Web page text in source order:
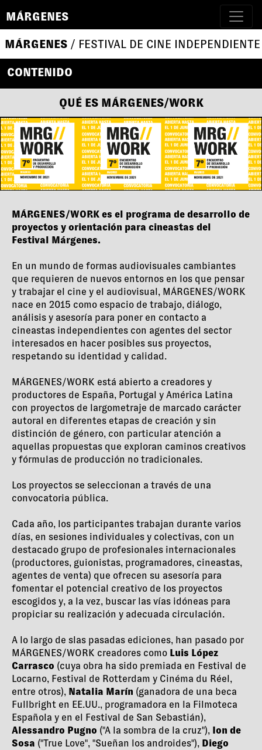
MÁRGENES
MÁRGENES / FESTIVAL DE CINE
CONTENIDO
QUÉ ES MÁRGENES/WORK
MÁRGENES/WORK es el programa de desarrollo de
proyectos y orientación para cineastas del
Festival Márgenes.
En un mundo de formas audiovisuales cambiantes
que requieren de nuevos entornos en los que pensar
y trabajar el cine y el audiovisual, MÁRGENES/WORK
nace en 2015 como espacio de trabajo, diálogo,
análisis y asesoría para poner en contacto a
cineastas independientes con agentes del sector
interesados en hacer posibles sus proyectos,
respetando su identidad y calidad.
MÁRGENES/WORK está abierto a creadores y
productores de España, Portugal y América Latina
con proyectos de largometraje de marcado carácter
autoral en diferentes etapas de creación y sin
distinción de género, con particular atención a
aquellas propuestas que exploran caminos creativos
y fórmulas de producción no tradicionales.
Los proyectos se seleccionan a través de una
convocatoria pública.
Cada año, los participantes trabajan durante varios
días, en sesiones individuales y colectivas, con un
destacado grupo de profesionales internacionales
(productores, guionistas, programadores, cineastas,
agentes de venta) que ofrecen su asesoría para
fomentar el potencial creativo de los proyectos
escogidos y, a la vez, buscar las vías idóneas para
propiciar su realización y adecuada circulación.
A lo largo de slas pasadas ediciones, han pasado por
MÁRGENES/WORK creadores como Luis López
Carrasco (cuya obra ha sido premiada en Festival de
Locarno, Festival de Rotterdam y Cinéma du Réel,
entre otros), Natalia Marín (ganadora de una beca
Fullbright en EE.UU., programadora en la Filmoteca
Española y en el Festival de San Sebastián),
Alessandro Pugno ("A la sombra de la cruz"), Ion de
Sosa ("True Love", "Sueñan los androides"), Diego